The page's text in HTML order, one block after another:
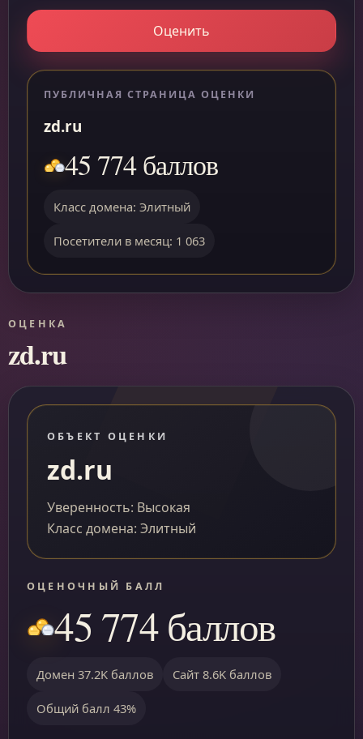
Оценить
ПУБЛИЧНАЯ СТРАНИЦА ОЦЕНКИ
zd.ru
45 774 баллов
Класс домена: Элитный
Посетители в месяц: 1 063
ОЦЕНКА
zd.ru
ОБЪЕКТ ОЦЕНКИ
zd.ru
Уверенность: Высокая
Класс домена: Элитный
ОЦЕНОЧНЫЙ БАЛЛ
45 774 баллов
Домен 37.2K баллов Сайт 8.6K баллов
Общий балл 43%